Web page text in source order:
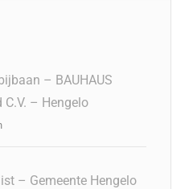
– BAUHAUS
C.V. – Hengelo
– Gemeente Hengelo